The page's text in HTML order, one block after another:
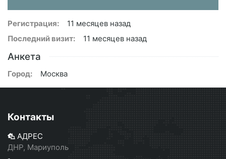
Регистрация:
11 месяцев назад
Последний визит:
11 месяцев назад
Анкета
Город: Москва
Контакты
АДРЕС
ДНР, Мариуполь